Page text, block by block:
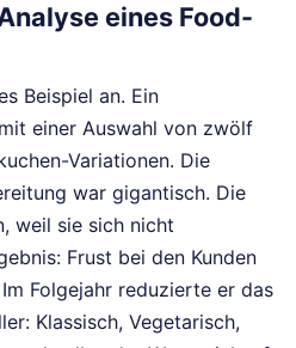
eines Food-
Beispiel an. Ein
einer Auswahl von zwölf
Variationen. Die
war gigantisch. Die
weil sie sich nicht
Frust bei den Kunden
Folgejahr reduzierte er das
Klassisch, Vegetarisch,